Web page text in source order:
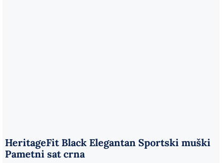
HeritageFit Black Elegantan Sportski muški
Pametni sat crna